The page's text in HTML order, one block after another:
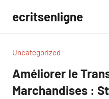
contenu
ecritsenligne
Uncategorized
Améliorer le
Marchandises :